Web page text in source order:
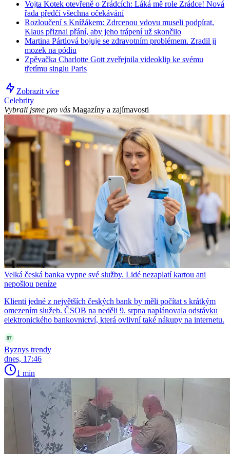
Vojta Kotek otevřeně o Zrádcích: Láká mě role Zrádce! Nová
řada předčí všechna očekávání
Rozloučení s Knížákem: Zdrcenou vdovu museli podpírat,
Klaus přiznal přání, aby jeho trápení už skončilo
Martina Pártlová bojuje se zdravotním problémem. Zradil ji
mozek na pódiu
Zpěvačka Charlotte Gott zveřejnila videoklip ke svému
třetímu singlu Paris
Zobrazit více
Celebrity
Vybrali jsme pro vás Magazíny a zajímavosti
Velká česká banka vypne své služby. Lidé nezaplatí kartou ani
nepošlou peníze
Klienti jedné z největších českých bank by měli počítat s krátkým
omezením služeb. ČSOB na neděli 9. srpna naplánovala odstávku
elektronického bankovnictví, která ovlivní také nákupy na internetu.
Byznys trendy
dnes, 17:46
1 min